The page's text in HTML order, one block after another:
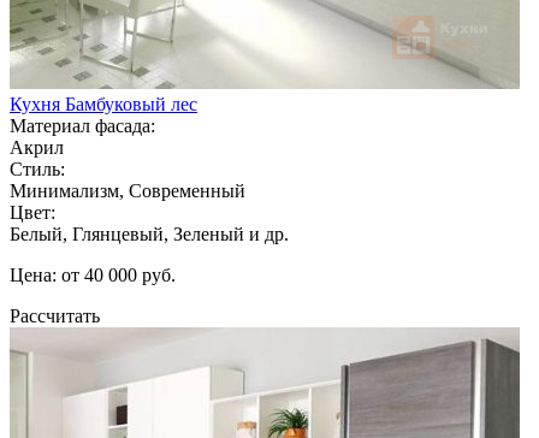
Кухня Бамбуковый лес
Материал фасада:
Акрил
Стиль:
Минимализм, Современный
Цвет:
Белый, Глянцевый, Зеленый и др.
Цена: от 40 000 руб.
Рассчитать